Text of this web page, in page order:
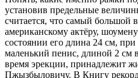
установив предельные
считается, что самый большой
американскому актёру,
состоянии его длина 24 см,
маленький пенис, длиной 2 см
время эрекции, принадлежит
Пжызбыловичу. В Книгу